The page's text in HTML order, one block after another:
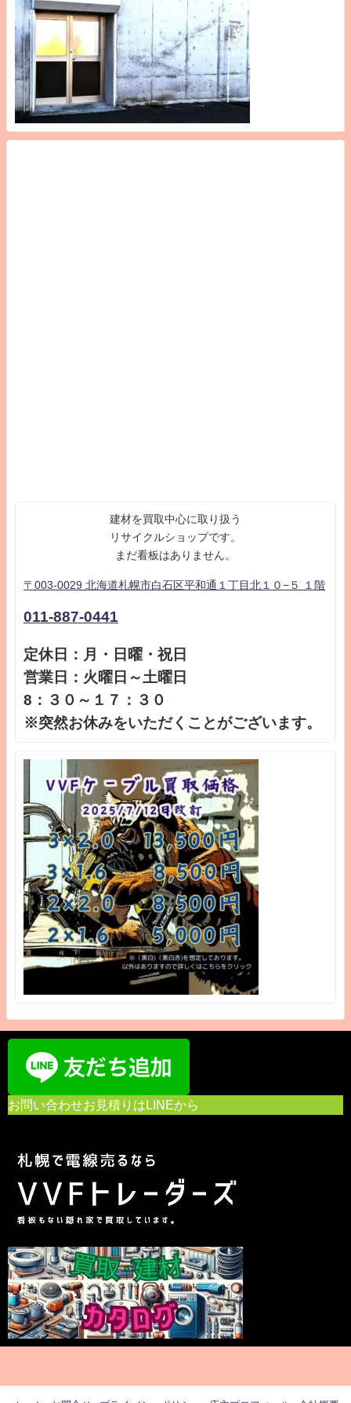
建材を買取中心に取り扱う
リサイクルショップです。
まだ看板はありません。
〒003-0029 北海道札幌市白石区平和通１丁目北１０−５ １階
011-887-0441
定休日：月・日曜・祝日
営業日：火曜日～土曜日
8：３０～１７：３０
※突然お休みをいただくことがございます。
お問い合わせお見積りはLINEから